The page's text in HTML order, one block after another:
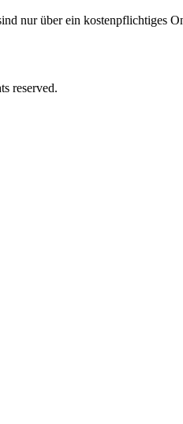
nur über ein kostenpflichtiges
reserved.